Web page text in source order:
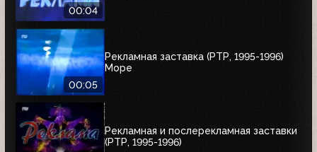
00:04
00:05
Рекламная заставка (РТР, 1995-1996)
Море
Рекламная и послерекламная заставки
(РТР, 1995-1996)